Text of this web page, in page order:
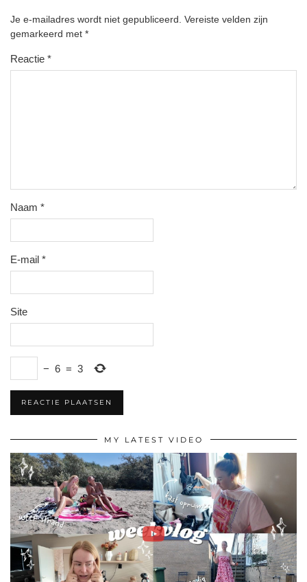
Je e-mailadres wordt niet gepubliceerd. Vereiste velden zijn
gemarkeerd met *
Reactie *
Naam *
E-mail *
Site
− 6 = 3
MY LATEST VIDEO